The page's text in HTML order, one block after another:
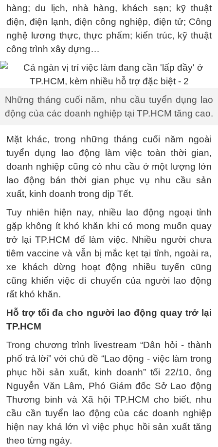
hàng; du lịch, nhà hàng, khách sạn; kỹ thuật
điện, điện lạnh, điện công nghiệp, điện tử; Công
nghệ lương thực, thực phẩm; kiến trúc, kỹ thuật
công trình xây dựng…
Những tháng cuối năm, nhu cầu tuyển dụng lao
động của các doanh nghiệp tại TP.HCM tăng cao.
Mặt khác, trong những tháng cuối năm ngoài
tuyển dụng lao động làm việc toàn thời gian,
doanh nghiệp cũng có nhu cầu ở một lượng lớn
lao động bán thời gian phục vụ nhu cầu sản
xuất, kinh doanh trong dịp Tết.
Tuy nhiên hiện nay, nhiều lao động ngoại tỉnh
gặp không ít khó khăn khi có mong muốn quay
trở lại TP.HCM để làm việc. Nhiều người chưa
tiêm vaccine và vẫn bị mắc kẹt tại tỉnh, ngoài ra,
xe khách dừng hoạt động nhiều tuyến cũng
cũng khiến việc di chuyển của người lao động
rất khó khăn.
Hỗ trợ tối đa cho người lao động quay trở lại
TP.HCM
Trong chương trình livestream “Dân hỏi - thành
phố trả lời” với chủ đề “Lao động - việc làm trong
phục hồi sản xuất, kinh doanh” tối 22/10, ông
Nguyễn Văn Lâm, Phó Giám đốc Sở Lao động
Thương binh và Xã hội TP.HCM cho biết, nhu
cầu cần tuyển lao động của các doanh nghiệp
hiện nay khá lớn vì việc phục hồi sản xuất tăng
theo từng ngày.